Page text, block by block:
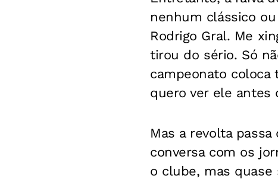
nenhum clássico
Rodrigo Gral. Me
tirou do sério. Só
campeonato coloca
quero ver ele antes
Mas a revolta
conversa com os
o clube, mas quase